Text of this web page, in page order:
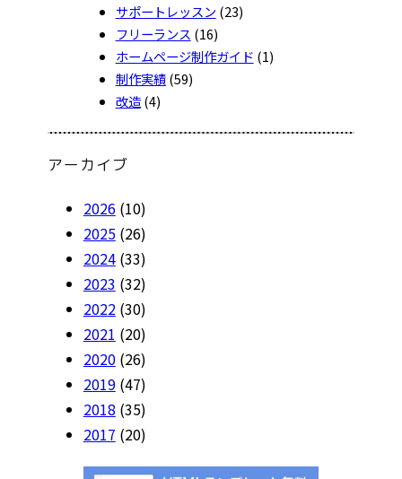
サポートレッスン (23)
フリーランス (16)
ホームページ制作ガイド (1)
制作実績(59)
改造(4)
アーカイブ
2026(10)
2025(26)
2024(33)
2023 (32)
2022(30)
2021 (20)
2020(26)
2019(47)
2018 (35)
2017 (20)